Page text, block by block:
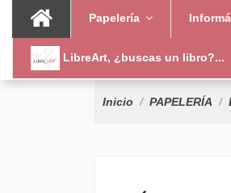
Papelería
LibreArt, ¿buscas un libro?...
Inicio PAPELERÍA